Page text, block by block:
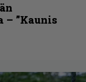
– ”Kaunis